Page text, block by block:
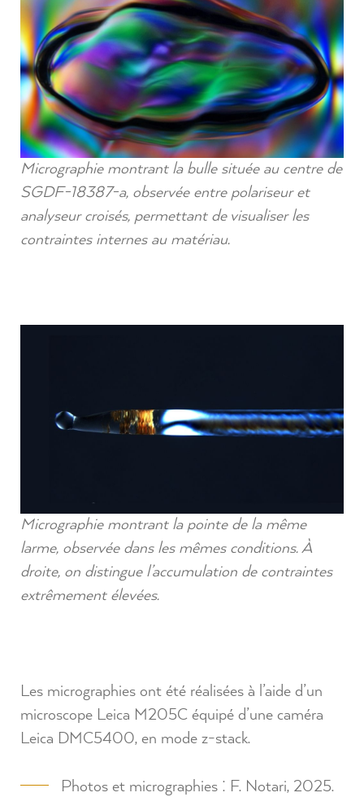
Micrographie montrant la bulle située au centre de
SGDF-18387-a, observée entre polariseur et
analyseur croisés, permettant de visualiser les
contraintes internes au matériau.
Micrographie montrant la pointe de la même
larme, observée dans les mêmes conditions. À
droite, on distingue l’accumulation de contraintes
extrêmement élevées.
Les micrographies ont été réalisées à l’aide d’un
microscope Leica M205C équipé d’une caméra
Leica DMC5400, en mode z-stack.
Photos et micrographies : F. Notari, 2025.